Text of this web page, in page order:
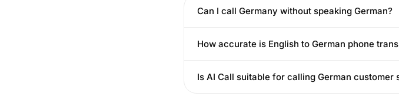
Can I call Germany without speaking German?
How accurate is English to German phone
Is AI Call suitable for calling German customer